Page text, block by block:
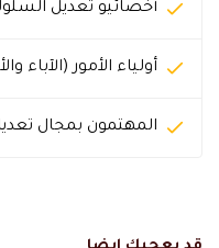
أخصائيو تعديل
أولياء الأمور (الآباء
المهتمون بمجال